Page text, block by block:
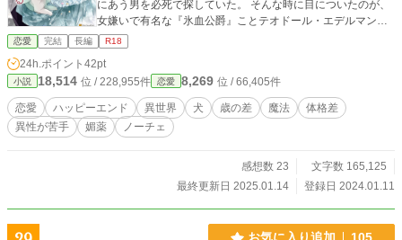
にあう男を必死で探していた。 そんな時に目についたのが、
女嫌いで有名な『氷血公爵』ことテオドール・エデルマン公
爵だった。 レティシアは、自分自身と生まれた時から一緒に
いるメイドと護衛を救うため、テオドールに決死の覚悟で取
引をもちかける。 R18シーンがある場合、サブタイトルに※
がつけてあります。 ムーンライトで公開してあるものを、少
しずつ改稿しながら投稿していきます。
恋愛 完結 長編 R18
24h.ポイント 42pt
小説 18,514 位 / 228,955件 恋愛 8,269 位 / 66,405件
恋愛 ハッピーエンド 異世界 犬 歳の差 魔法
体格差
異性が苦手
媚薬 ノーチェ
感想数 23
文字数 165,125
最終更新日 2025.01.14
登録日 2024.01.11